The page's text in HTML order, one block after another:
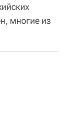
многие из